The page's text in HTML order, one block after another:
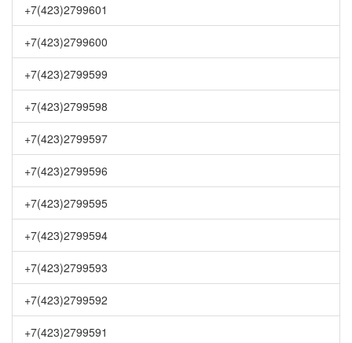
+7(423)2799601
+7(423)2799600
+7(423)2799599
+7(423)2799598
+7(423)2799597
+7(423)2799596
+7(423)2799595
+7(423)2799594
+7(423)2799593
+7(423)2799592
+7(423)2799591